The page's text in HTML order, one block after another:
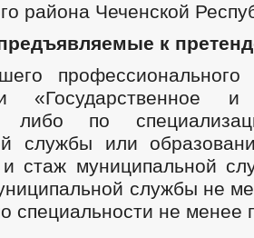
района Чеченской
к
профессионального
«Государственное и
либо по
службы или
стаж муниципальной
службы не
специальности не менее